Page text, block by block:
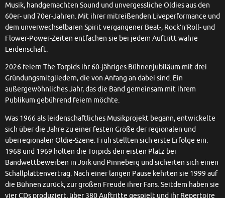
Musik, handgemachten Sound und unvergessliche Oldies aus den
60er- und 70er-Jahren. Mit ihrer mitreißenden Liveperformance und
dem unverwechselbaren Spirit vergangener Beat-, Rock’n’Roll- und
Flower-Power-Zeiten entfachen sie bei jedem Auftritt wahre
Leidenschaft.
2026 feiern The Torpids ihr 60-jähriges Bühnenjubiläum mit drei
Gründungsmitgliedern, die von Anfang an dabei sind. Ein
außergewöhnliches Jahr, das die Band gemeinsam mit ihrem
Publikum gebührend feiern möchte.
Was 1966 als leidenschaftliches Musikprojekt begann, entwickelte
sich über die Jahre zu einer festen Größe der regionalen und
überregionalen Oldie-Szene. Früh stellten sich erste Erfolge ein:
1968 und 1969 holten die Torpids den ersten Platz bei
Bandwettbewerben in Jork und Pinneberg und sicherten sich einen
Schallplattenvertrag. Nach einer langen Pause kehrten sie 1999 auf
die Bühnen zurück, zur großen Freude ihrer Fans. Seitdem haben sie
vier CDs produziert, über 380 Auftritte gespielt und ihr Repertoire